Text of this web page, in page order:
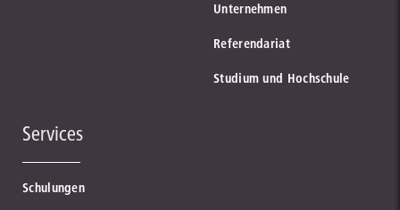
Unternehmen
Referendariat
Studium und Hochschule
Services
Schulungen